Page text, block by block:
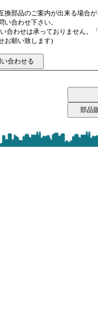
換部品のご案内が出来る場合
い合わせ下さい。
合わせは承っておりません。
お願い致します)